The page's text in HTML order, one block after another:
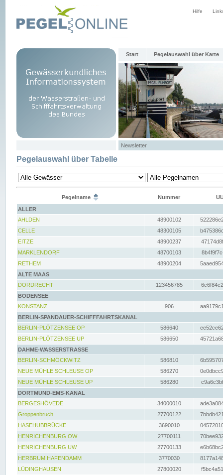
Hilfe
Start Pegelauswahl über Karte
Newsletter
Pegelauswahl über Tabelle
Pegelname Nummer
ALLER
AHLDEN
48900102
CELLE
48300105
EITZE
48900237
MARKLENDORF
48700103
RETHEM
48900204
ALTE MAAS
DORDRECHT
123456785
BODENSEE
KONSTANZ
906
BERLIN-SPANDAUER-SCHIFFFAHRTSKANAL
BERLIN-PLÖTZENSEE OP
586640
BERLIN-PLÖTZENSEE UP
586650
DAHME-WASSERSTRASSE
BERLIN-SCHMÖCKWITZ
586810
NEUE MÜHLE SCHLEUSE OP
586270
NEUE MÜHLE SCHLEUSE UP
586280
DORTMUND-EMS-KANAL
BERGESHÖVEDE
34000010
Groppenbruch
27700122
HASEHUBBRÜCKE
3690010
HENRICHENBURG OW
27700111
HENRICHENBURG UW
27700133
HERBRUM HAFENDAMM
3770030
LÜDINGHAUSEN
27800020